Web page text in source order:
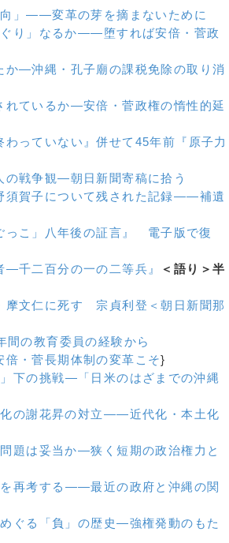
」――変革の芽を摘まないために
り」なるか――堕すれば安倍・菅政
か―沖縄・孔子廟の課税免除の取り消
れているか―安倍・菅政権の惰性的延
わっていない』併せて45年前『原子力
の戦争観―朝日新聞寄稿に拾う
須賀子について残された記録――補遺
っこ」八年後の証言』 電子版で復
―千二百分の一の二等兵』
＜語り＞半
摩文仁に死す
宗貞利登＜朝日新聞那
の教育委員の経験から
・菅長期体制の変革こそ}
下の挑戦―「日米のはざまでの沖縄
の謝花昇の対立――近代化・本土化
題は妥当か―狭く短期の政治権力と
再考する ――最近の政府と沖縄の関
ぐる「負」の歴史―強権発動のもた